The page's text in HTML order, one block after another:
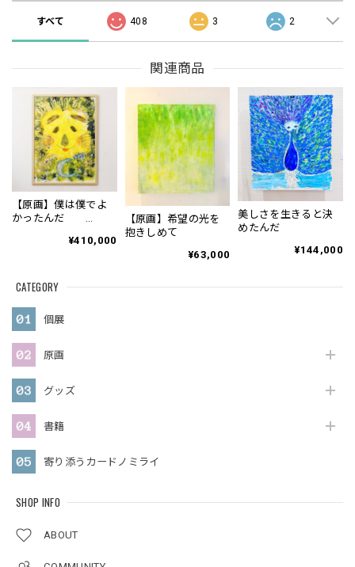
CATEGORY
個展
原画
グッズ
書籍
寄り添うカードノミライ
SHOP INFO
ABOUT
すべて 408 3 2
関連商品
【原画】僕は僕でよ
かったんだ
¥410,000
【原画】希望の光を
抱きしめて
¥63,000
美しさを生きると決
めたんだ
¥144,000